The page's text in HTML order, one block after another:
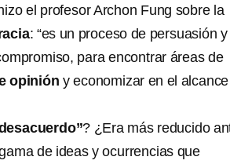
el profesor Archon Fung sobre la
: “es un proceso de persuasión y
para encontrar áreas de
opinión y economizar en el alcance
? ¿Era más reducido
de ideas y ocurrencias que